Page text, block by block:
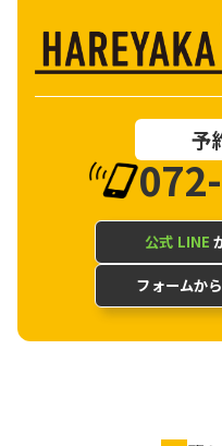
予
公式 LINE
フォームか